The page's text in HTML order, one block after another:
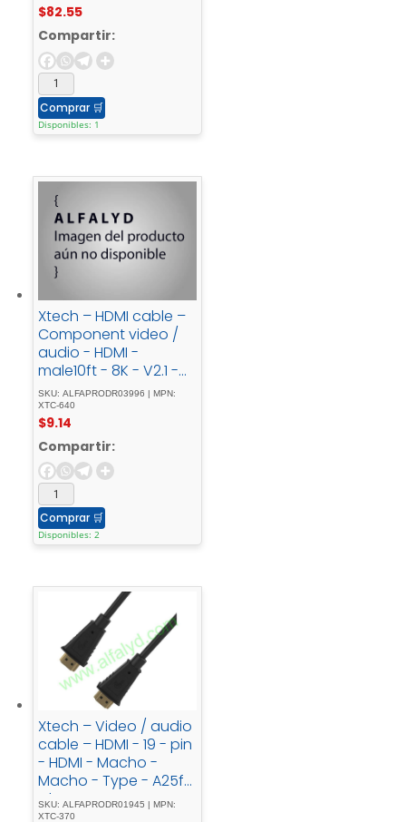
Cable HDMI - HDMI -
macho - a - HDMI -
macho10 -
mcompatibilidad -
con - 4Kpara - P/N: -
ADJPROJCART, -
FPWHANGER, -
FPWTLTPORT, -
ST122HD202, -
STNDMTV100, -
STNDMTVDUO
$82.55
Compartir:
Comprar 🛒
Disponibles: 1
Xtech – HDMI cable –
Component video /
audio - HDMI -
male10ft - 8K - V2.1 -
XTC-640
SKU: ALFAPRODR03996 | MPN:
XTC-640
$9.14
Compartir:
Comprar 🛒
Disponibles: 2
Xtech – Video / audio
cable – HDMI - 19 - pin
- HDMI - Macho -
Macho - Type - A25ft
- long
SKU: ALFAPRODR01945 | MPN:
XTC-370